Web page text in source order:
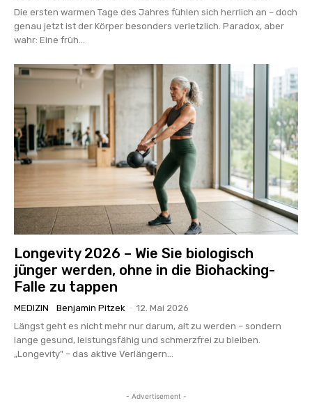
Die ersten warmen Tage des Jahres fühlen sich herrlich an – doch
genau jetzt ist der Körper besonders verletzlich. Paradox, aber
wahr: Eine früh...
Longevity 2026 – Wie Sie biologisch
jünger werden, ohne in die Biohacking-
Falle zu tappen
MEDIZIN Benjamin Pitzek - 12. Mai 2026
Längst geht es nicht mehr nur darum, alt zu werden – sondern
lange gesund, leistungsfähig und schmerzfrei zu bleiben.
„Longevity" – das aktive Verlängern...
- Advertisement -